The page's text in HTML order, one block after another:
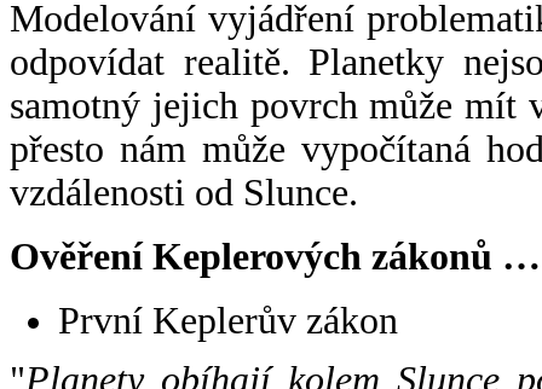
Modelování vyjádření
odpovídat realitě. Planetky
samotný jejich povrch může mít
přesto nám může vypočítaná
vzdálenosti od Slunce.
Ověření Keplerových zákonů …
První Keplerův zákon
"Planety obíhají kolem Slunce